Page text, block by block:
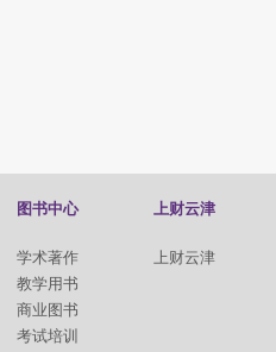
图书中心
学术著作
教学用书
商业图书
考试培训
上财云津
上财云津